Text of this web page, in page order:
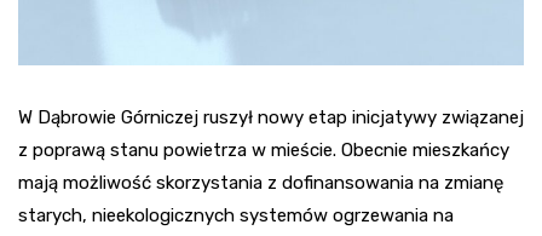
W Dąbrowie Górniczej ruszył nowy etap inicjatywy związanej
z poprawą stanu powietrza w mieście. Obecnie mieszkańcy
mają możliwość skorzystania z dofinansowania na zmianę
starych, nieekologicznych systemów ogrzewania na